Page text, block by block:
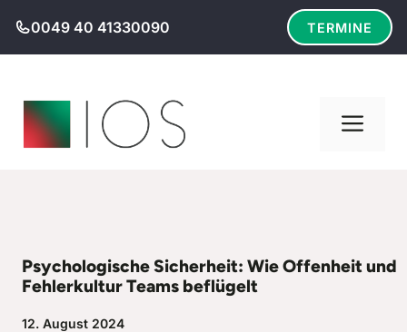
Inhalt
springen
0049 40 41330090 TERMINE
Psychologische Sicherheit: Wie Offenheit und
Fehlerkultur Teams beflügelt
12. August 2024